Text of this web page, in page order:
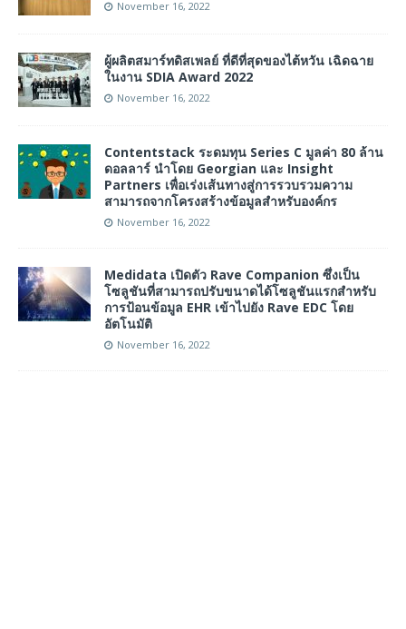
November 16, 2022
ผู้ผลิตสมาร์ทดิสเพลย์ ที่ดีที่สุดของไต้หวัน เฉิดฉาย
ในงาน SDIA Award 2022
November 16, 2022
Contentstack ระดมทุน Series C มูลค่า 80 ล้าน
ดอลลาร์ นำโดย Georgian และ Insight
Partners เพื่อเร่งเส้นทางสู่การรวบรวมความ
สามารถจากโครงสร้างข้อมูลสำหรับองค์กร
November 16, 2022
Medidata เปิดตัว Rave Companion ซึ่งเป็น
โซลูชันที่สามารถปรับขนาดได้โซลูชันแรกสำหรับ
การป้อนข้อมูล EHR เข้าไปยัง Rave EDC โดย
อัตโนมัติ
November 16, 2022